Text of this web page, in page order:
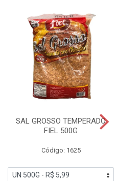
SAL GROSSO TEMPERADO
FIEL 500G
Código: 1625